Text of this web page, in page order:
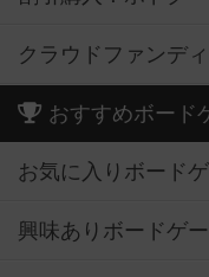
クラウドファンデ
おすすめボード
お気に入りボード
興味ありボードゲ